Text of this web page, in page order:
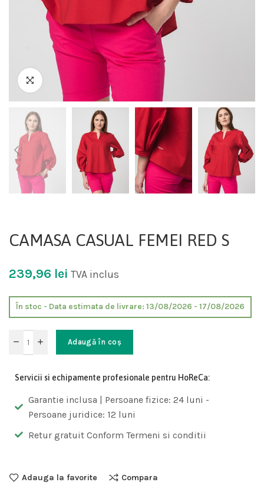
CAMASA CASUAL FEMEI RED S
239,96 lei TVA inclus
În stoc - Data estimata de livrare: 13/08/2026 - 17/08/2026
Adaugă în coș
Servicii si echipamente profesionale pentru HoReCa:
Garantie inclusa | Persoane fizice: 24 luni -
Persoane juridice: 12 luni
Retur gratuit Conform Termeni si conditii
Adauga la favorite Compara